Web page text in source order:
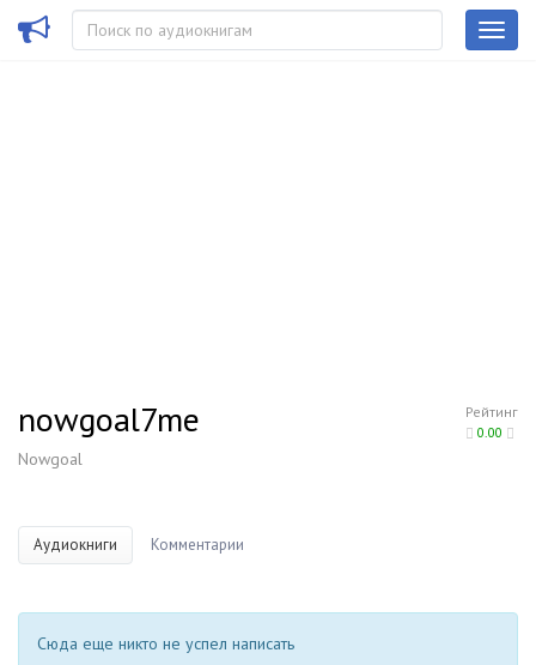
Рейтинг
0.00
nowgoal7me
Nowgoal
Аудиокниги Комментарии
Сюда еще никто не успел написать